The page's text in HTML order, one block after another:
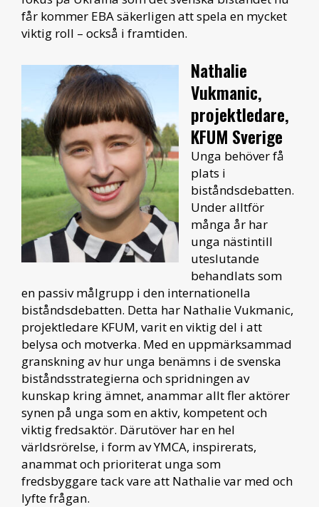
får kommer EBA säkerligen att spela en mycket
viktig roll – också i framtiden.
Nathalie
Vukmanic,
projektledare,
KFUM Sverige
Unga behöver få
plats i
biståndsdebatten.
Under alltför
många år har
unga nästintill
uteslutande
behandlats som
en passiv målgrupp i den internationella
biståndsdebatten. Detta har Nathalie Vukmanic,
projektledare KFUM, varit en viktig del i att
belysa och motverka. Med en uppmärksammad
granskning av hur unga benämns i de svenska
biståndsstrategierna och spridningen av
kunskap kring ämnet, anammar allt fler aktörer
synen på unga som en aktiv, kompetent och
viktig fredsaktör. Därutöver har en hel
världsrörelse, i form av YMCA, inspirerats,
anammat och prioriterat unga som
fredsbyggare tack vare att Nathalie var med och
lyfte frågan.